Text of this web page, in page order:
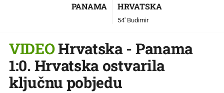
PANAMA HRVATSKA
54' Budimir
VIDEOHrvatska - Panama
1:0. Hrvatska ostvarila
ključnu pobjedu